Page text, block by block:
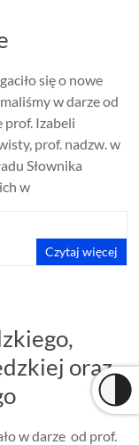
się o nowe
w darze od
prof. Izabeli
prof. nadzw. w
Słownika
w
Czytaj więcej
oraz
w darze od prof.